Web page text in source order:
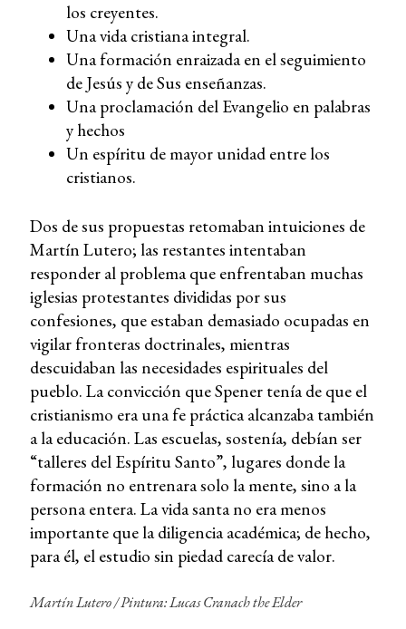
los creyentes.
Una vida cristiana integral.
Una formación enraizada en el seguimiento
de Jesús y de Sus enseñanzas.
Una proclamación del Evangelio en palabras
y hechos
Un espíritu de mayor unidad entre los
cristianos.
Dos de sus propuestas retomaban intuiciones de
Martín Lutero; las restantes intentaban
responder al problema que enfrentaban muchas
iglesias protestantes divididas por sus
confesiones, que estaban demasiado ocupadas en
vigilar fronteras doctrinales, mientras
descuidaban las necesidades espirituales del
pueblo. La convicción que Spener tenía de que el
cristianismo era una fe práctica alcanzaba también
a la educación. Las escuelas, sostenía, debían ser
“talleres del Espíritu Santo”, lugares donde la
formación no entrenara solo la mente, sino a la
persona entera. La vida santa no era menos
importante que la diligencia académica; de hecho,
para él, el estudio sin piedad carecía de valor.
Martín Lutero / Pintura: Lucas Cranach the Elder